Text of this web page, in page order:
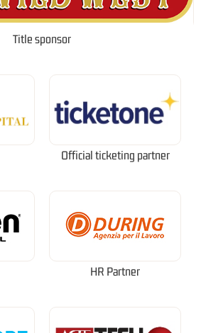
Title sponsor
Official ticketing partner
HR Partner